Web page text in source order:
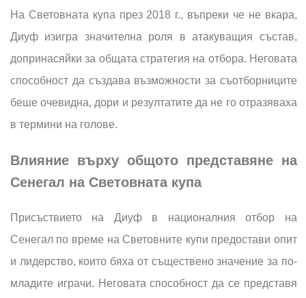
На Световната купа през 2018 г., въпреки че не вкара,
Диуф изигра значителна роля в атакуващия състав,
допринасяйки за общата стратегия на отбора. Неговата
способност да създава възможности за съотборниците
беше очевидна, дори и резултатите да не го отразяваха
в термини на голове.
Влияние върху общото представяне на
Сенегал на Световната купа
Присъствието на Диуф в националния отбор на
Сенегал по време на Световните купи предостави опит
и лидерство, които бяха от съществено значение за по-
младите играчи. Неговата способност да се представя